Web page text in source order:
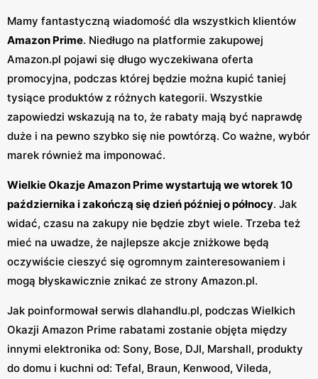
Mamy fantastyczną wiadomość dla wszystkich klientów
Amazon Prime. Niedługo na platformie zakupowej
Amazon.pl pojawi się długo wyczekiwana oferta
promocyjna, podczas której będzie można kupić taniej
tysiące produktów z różnych kategorii. Wszystkie
zapowiedzi wskazują na to, że rabaty mają być naprawdę
duże i na pewno szybko się nie powtórzą. Co ważne, wybór
marek również ma imponować.
Wielkie Okazje Amazon Prime wystartują we wtorek 10
października i zakończą się dzień później o północy. Jak
widać, czasu na zakupy nie będzie zbyt wiele. Trzeba też
mieć na uwadze, że najlepsze akcje zniżkowe będą
oczywiście cieszyć się ogromnym zainteresowaniem i
mogą błyskawicznie znikać ze strony Amazon.pl.
Jak poinformował serwis dlahandlu.pl, podczas Wielkich
Okazji Amazon Prime rabatami zostanie objęta między
innymi elektronika od: Sony, Bose, DJI, Marshall, produkty
do domu i kuchni od: Tefal, Braun, Kenwood, Vileda,